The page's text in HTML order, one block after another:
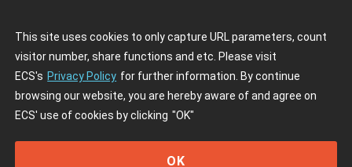
This site uses cookies to only capture URL parameters, count
visitor number, share functions and etc. Please visit
ECS's Privacy Policy for further information. By continue
browsing our website, you are hereby aware of and agree on
ECS' use of cookies by clicking "OK"
OK